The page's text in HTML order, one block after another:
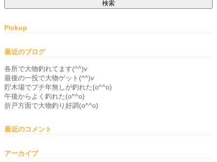
Pickup
最近のブログ
各所で大物釣れてます(^^)v
最後の一投で大物ゲット(^^)v
貯木場でプチ年無しが釣れた(o^^o)
午後からよく釣れた(o^^o)
折戸方面で大物釣り好調(o^^o)
最近のコメント
アーカイブ